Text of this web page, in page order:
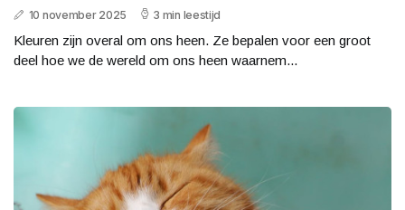
10 november 2025 3 min leestijd
Kleuren zijn overal om ons heen. Ze bepalen voor een groot
deel hoe we de wereld om ons heen waarnem...